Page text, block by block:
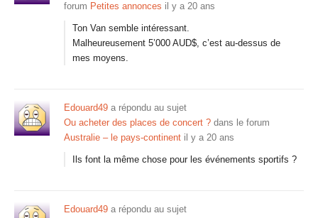
forum Petites annonces il y a 20 ans
Ton Van semble intéressant.
Malheureusement 5’000 AUD$, c’est au-dessus de
mes moyens.
Edouard49 a répondu au sujet
Ou acheter des places de concert ? dans le forum
Australie – le pays-continent il y a 20 ans
Ils font la même chose pour les événements sportifs ?
Edouard49 a répondu au sujet